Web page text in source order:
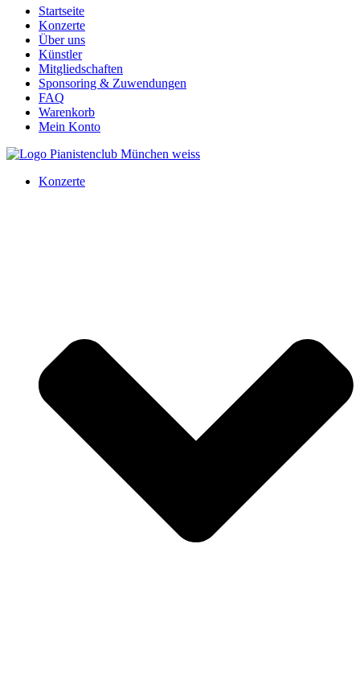
Startseite
Konzerte
Über uns
Künstler
Mitgliedschaften
Sponsoring & Zuwendungen
FAQ
Warenkorb
Mein Konto
Konzerte